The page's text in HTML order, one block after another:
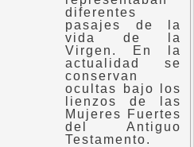
diferentes
pasajes de la
vida de la
Virgen. En la
actualidad se
conservan
ocultas bajo los
lienzos de las
Mujeres Fuertes
del Antiguo
Testamento.